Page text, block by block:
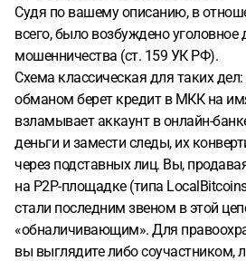
Судя по вашему описанию, в
всего, было возбуждено уголовное
мошенничества (ст. 159 УК РФ).
Схема классическая для таких
обманом берет кредит в МКК на
взламывает аккаунт в онлайн-
деньги и замести следы, их
через подставных лиц. Вы,
на P2P-площадке (типа
стали последним звеном в этой
«обналичивающим». Для
вы выглядите либо соучастником,